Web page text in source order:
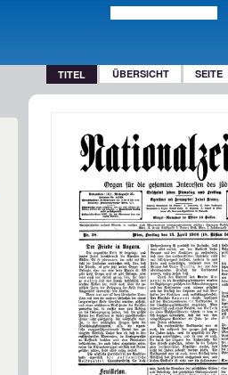
TITEL ÜBERSICHT SEITE